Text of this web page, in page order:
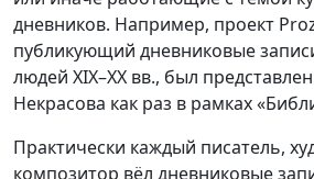
дневников. Например, проект
публикующий дневниковые
людей XIX–XX вв., был
Некрасова как раз в рамках
Практически каждый писатель,
композитор вёл дневниковые